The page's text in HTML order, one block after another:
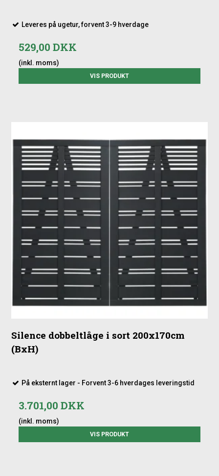
Leveres på ugetur, forvent 3-9 hverdage
529,00 DKK
(inkl. moms)
VIS PRODUKT
Silence dobbeltlåge i sort 200x170cm
(BxH)
På eksternt lager - Forvent 3-6 hverdages leveringstid
3.701,00 DKK
(inkl. moms)
VIS PRODUKT